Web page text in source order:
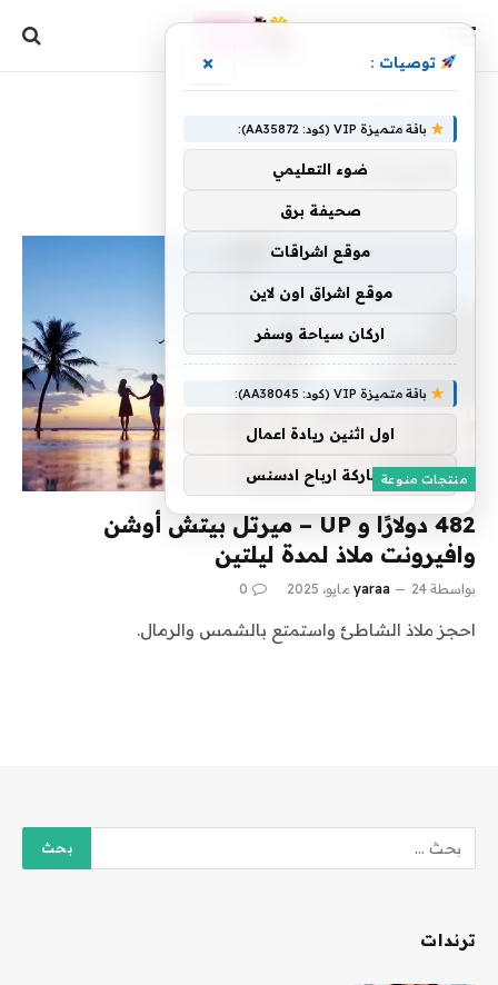
وافيرونت
منتجات منوعة
482 دولارًا و UP – ميرتل بيتش أوشن
وافيرونت ملاذ لمدة ليلتين
بواسطة yaraa 24 مايو، 2025 0
احجز ملاذ الشاطئ واستمتع بالشمس والرمال.
ترندات
توصيات : ×
باقة متميزة VIP (كود: AA35872):
ضوء التعليمي
صحيفة برق
موقع اشراقات
موقع اشراق اون لاين
اركان سياحة وسفر
باقة متميزة VIP (كود: AA38045):
اول اثنين ريادة اعمال
مشاركة ارباح ادسنس